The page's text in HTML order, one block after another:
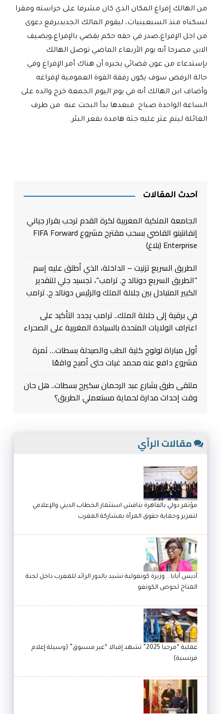
من الهالك إفراغ المكان الذي كان مشرفا على حراسته ومقرا
لسكناه منذ السبعينيات، ليقوم المالك الجديدبرفع دعوى
من اجل الإفراغ،صدر في حقه حكم يقضي بالإفراغ،ويضيف
الابن مصرحا أنه يوم الأربعاء الماضي توصل الهالك
بإستدعاء من عون قضائي يخبره أن هناك أمر الإفراغ وفي
حالة الرفض سوف يكون رفقة القوة العمومية لإفراغه
وأضاف ابن الهالك أنه في يوم اليوم الجمعة خرج والده على
الساعة الواحدة صباح فبعدها بدأ البحث عنه من طرف
العائلة ليتم عثر عليه جثة هامدة بقعر البئر.
أحدث المقالات
الجامعة الملكية المغربية لكرة القدم ترحب بقرار جياني
إنفانتينو القاضي بسحب مقترح مشروع FIFA Forward
Enterprise (بلاغ)
الطريق السريع تزنيت – الداخلة، الذي أطلق عليه إسم
“الطريق السريع دونالد ج. ترامب”، تجسيد جلي للتقدير
الكبير المتبادل بين جلالة الملك والرئيس دونالد ج. ترامب
في برقية إلى جلالة الملك.. ترامب يجدد التأكيد على
اعتراف الولايات المتحدة بالسيادة المغربية على الصحراء
أول مباراة لولوج كلية الطب والصيدلة بسطات… ثمرة
مشروع دافع عنه محمد غيات حتى أصبح واقعًا
ملتقى طرق بشارع عبد الرحمان سكيرج بسطات.. هل حان
وقت إحداث مدارة لحماية مستعملي الطريق؟
مقالات الرأي
مؤتمر دولي بالقاهرة يناقش استثمار الخطاب الديني والإعلامي
لتعزيز وحماية حقوق المرأة بمشاركة المغرب
أديس أبابا .. وزيرة كونغولية تشيد بالدور الرائد للمغرب داخل لجنة
المناخ لحوض الكونغو
عملية “مرحبا 2025” تشهد إقبالا “غير مسبوق” (وسيلة إعلام
فرنسية)